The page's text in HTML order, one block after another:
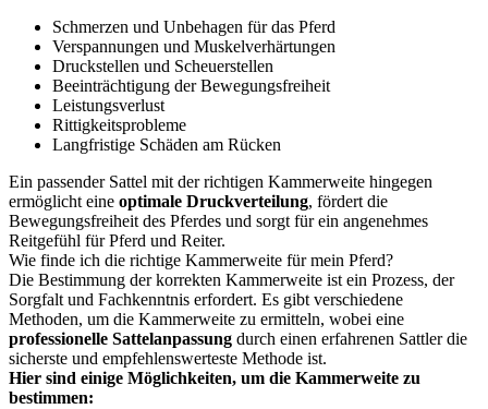
Schmerzen und Unbehagen für das Pferd
Verspannungen und Muskelverhärtungen
Druckstellen und Scheuerstellen
Beeinträchtigung der Bewegungsfreiheit
Leistungsverlust
Rittigkeitsprobleme
Langfristige Schäden am Rücken
Ein passender Sattel mit der richtigen Kammerweite hingegen
ermöglicht eine optimale Druckverteilung, fördert die
Bewegungsfreiheit des Pferdes und sorgt für ein angenehmes
Reitgefühl für Pferd und Reiter.
Wie finde ich die richtige Kammerweite für mein Pferd?
Die Bestimmung der korrekten Kammerweite ist ein Prozess, der
Sorgfalt und Fachkenntnis erfordert. Es gibt verschiedene
Methoden, um die Kammerweite zu ermitteln, wobei eine
professionelle Sattelanpassung durch einen erfahrenen Sattler die
sicherste und empfehlenswerteste Methode ist.
Hier sind einige Möglichkeiten, um die Kammerweite zu
bestimmen: